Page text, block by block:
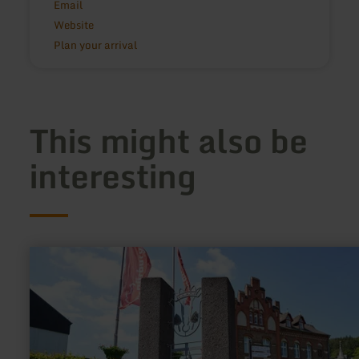
Email
Website
Plan your arrival
This might also be
interesting
Adenauer
Zunftbrunnen